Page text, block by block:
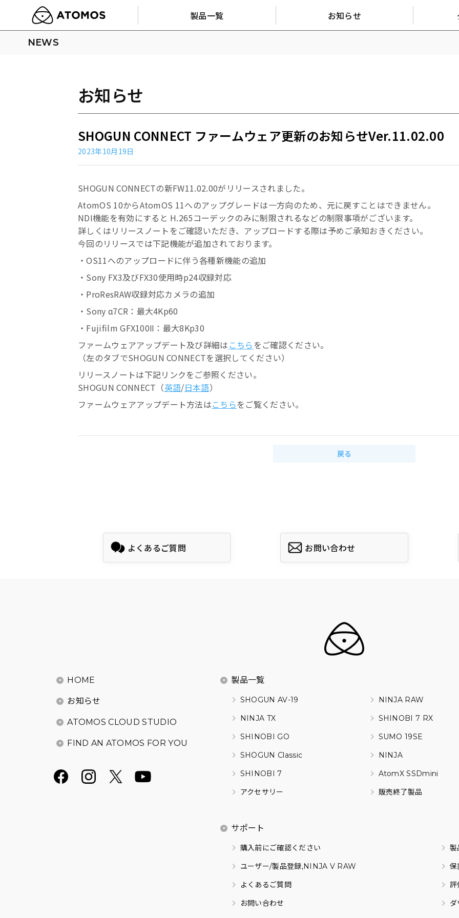
製品一覧 お知らせ
NEWS
お知らせ
SHOGUN CONNECT ファームウェア更新のお知らせVer.11.02.00
2023年10月19日
SHOGUN CONNECTの新FW11.02.00がリリースされました。
AtomOS 10からAtomOS 11へのアップグレードは一方向のため、元に戻すことはできません。
NDI機能を有効にすると H.265コーデックのみに制限されるなどの制限事項がございます。
詳しくはリリースノートをご確認いただき、アップロードする際は予めご承知おきください。
今回のリリースでは下記機能が追加されております。
・OS11へのアップロードに伴う各種新機能の追加
・Sony FX3及びFX30使用時p24収録対応
・ProResRAW収録対応カメラの追加
・Sony α7CR：最大4Kp60
・Fujifilm GFX100Ⅱ：最大8Kp30
ファームウェアアップデート及び詳細は こちら をご確認ください。
（左のタブでSHOGUN CONNECTを選択してください）
リリースノートは下記リンクをご参照ください。
SHOGUN CONNECT（英語/日本語）
ファームウェアアップデート方法はこちらをご覧ください。
戻る
よくあるご質問 お問い合わせ
HOME
お知らせ
ATOMOS CLOUD STUDIO
FIND AN ATOMOS FOR YOU
製品一覧
SHOGUN AV-19 NINJA RAW
NINJA TX
SHINOBI 7 RX
SHINOBI GO
SUMO 19SE
SHOGUN Classic
NINJA
SHINOBI 7
AtomX SSDmini
アクセサリー
販売終了製品
サポート
購入前にご確認ください
製
ユーザー/製品登録,NINJA V RAW
保
よくあるご質問
評
お問い合わせ
ダ